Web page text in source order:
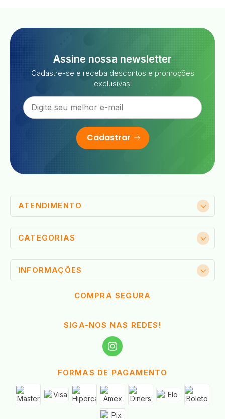
Assine nossa newsletter
Cadastre-se e receba descontos e promoções
exclusivas!
Cadastrar
CATEGORIAS
INFORMAÇÕES
COMPRA SEGURA
ATENDIMENTO
SIGA-NOS NAS REDES!
FORMAS DE PAGAMENTO